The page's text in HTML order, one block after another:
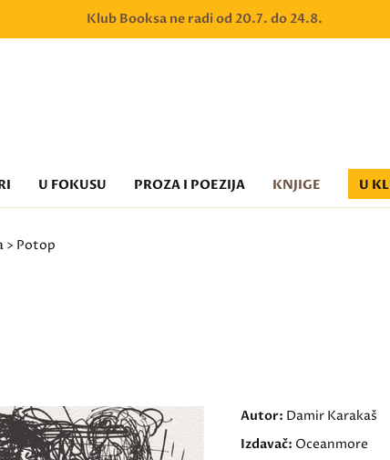
Klub Booksa ne radi od 20.7. do 24.8.
U FOKUSU PROZA I POEZIJA KNJIGE U
> Potop
Autor: Damir Karakaš
Izdavač: Oceanmore